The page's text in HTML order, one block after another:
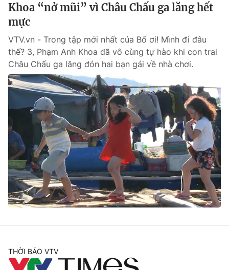
Khoa “nở mũi” vì Châu Chấu ga lăng hết
mực
VTV.vn - Trong tập mới nhất của Bố ơi! Mình đi đâu
thế? 3, Phạm Anh Khoa đã vô cùng tự hào khi con trai
Châu Chấu ga lăng đón hai bạn gái về nhà chơi.
THỜI BÁO VTV